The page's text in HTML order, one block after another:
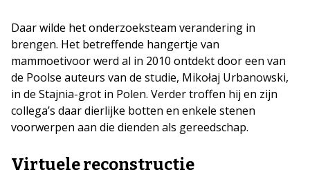
Daar wilde het onderzoeksteam verandering in
brengen. Het betreffende hangertje van
mammoetivoor werd al in 2010 ontdekt door een van
de Poolse auteurs van de studie, Mikołaj Urbanowski,
in de Stajnia-grot in Polen. Verder troffen hij en zijn
collega’s daar dierlijke botten en enkele stenen
voorwerpen aan die dienden als gereedschap.
Virtuele reconstructie